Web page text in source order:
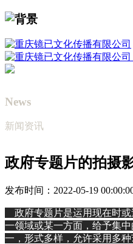
News
新闻资讯
政府专题片的拍摄
发布时间：2022-05-19
政府专题片是运用现在时
一领域或某一方面，给予集
一，形式多样，允许采用多